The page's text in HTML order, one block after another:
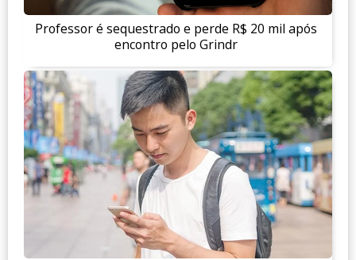
Professor é sequestrado e perde R$ 20 mil após
encontro pelo Grindr